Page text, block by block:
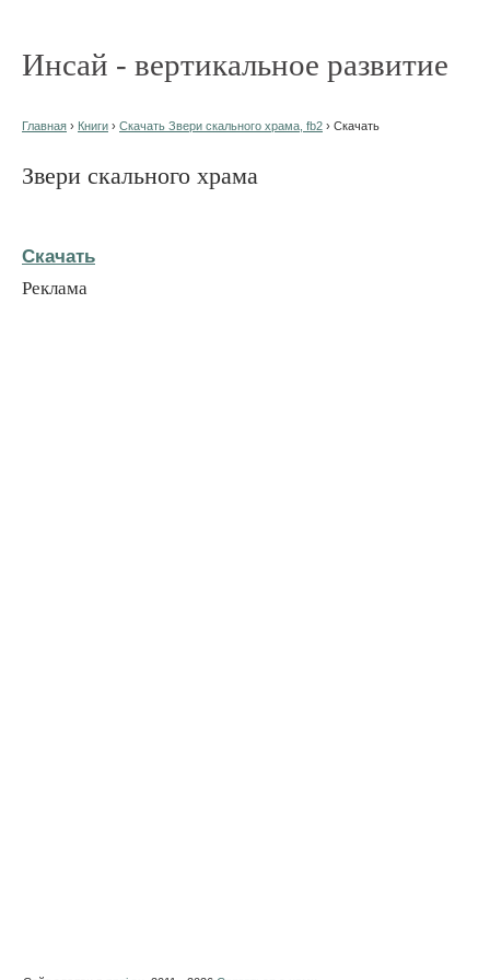
Инсай - вертикальное развитие
Главная › Книги › Скачать Звери скального храма, fb2 › Скачать
Звери скального храма
Скачать
Реклама